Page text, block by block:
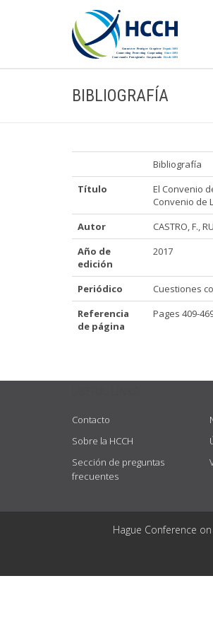
BIBLIOGRAFÍA
Bibliografía
Título
El Convenio
Convenio de
Autor
CASTRO, F.,
Año de
edición
2017
Periódico
Cuestiones
Referencia
de página
Pages 409-
Contacto
Sobre la HCCH
Sección de preguntas
frecuentes
Hague Conference